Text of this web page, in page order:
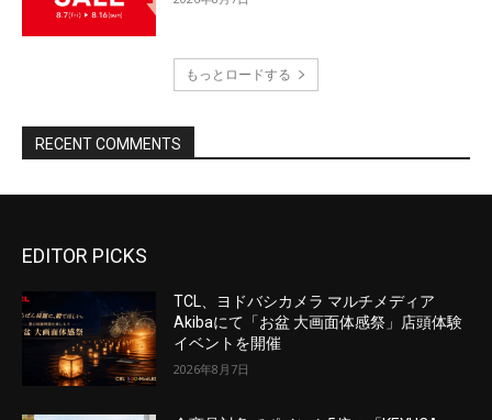
EDITOR PICKS
TCL、ヨドバシカメラ マルチメディア
Akibaにて「お盆 大画面体感祭」店頭体験
イベントを開催
2026年8月7日